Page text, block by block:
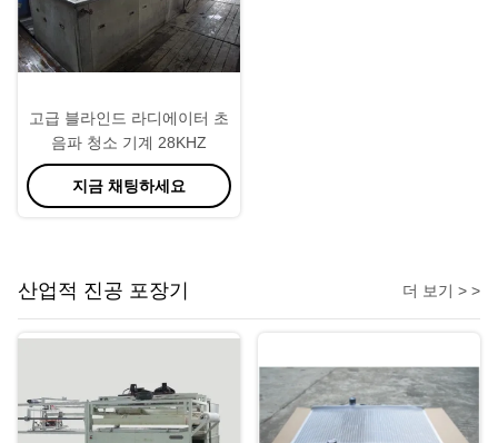
고급 블라인드 라디에이터 초
음파 청소 기계 28KHZ
지금 채팅하세요
산업적 진공 포장기 더 보기 > >